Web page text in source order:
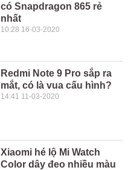
có Snapdragon 865 rẻ
nhất
10:28 16-03-2020
Redmi Note 9 Pro sắp ra
mắt, có là vua cấu hình?
14:41 11-03-2020
Xiaomi hé lộ Mi Watch
Color dây đeo nhiều màu